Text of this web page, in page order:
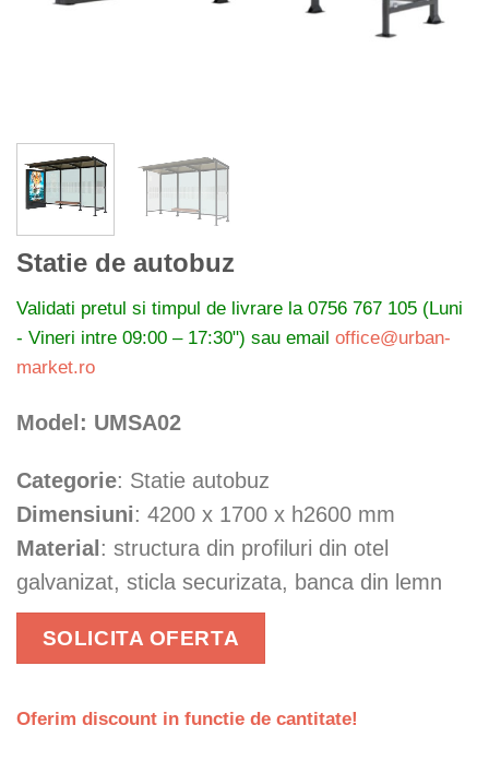
Statie de autobuz
Validati pretul si timpul de livrare la 0756 767 105 (Luni
- Vineri intre 09:00 – 17:30") sau email office@urban-
market.ro
Model: UMSA02
Categorie: Statie autobuz
Dimensiuni: 4200 x 1700 x h2600 mm
Material : structura din profiluri din otel
galvanizat, sticla securizata, banca din lemn
SOLICITA OFERTA
Oferim discount in functie de cantitate!